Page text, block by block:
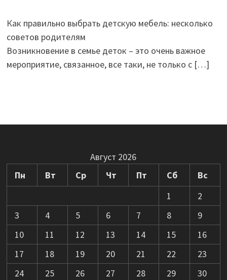
Как правильно выбрать детскую мебель: несколько
советов родителям
Возникновение в семье деток – это очень важное
мероприятие, связанное, все таки, не только с […]
Август 2026
Пн
Вт Ср Чт Пт Сб
Вс
1
2
3
4 5 6 7 8
9
10
11 12 13 14 15
16
17
18 19 20 21 22
23
24
25 26 27 28 29
30